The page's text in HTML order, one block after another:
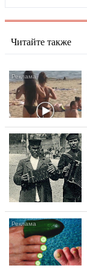
Читайте также